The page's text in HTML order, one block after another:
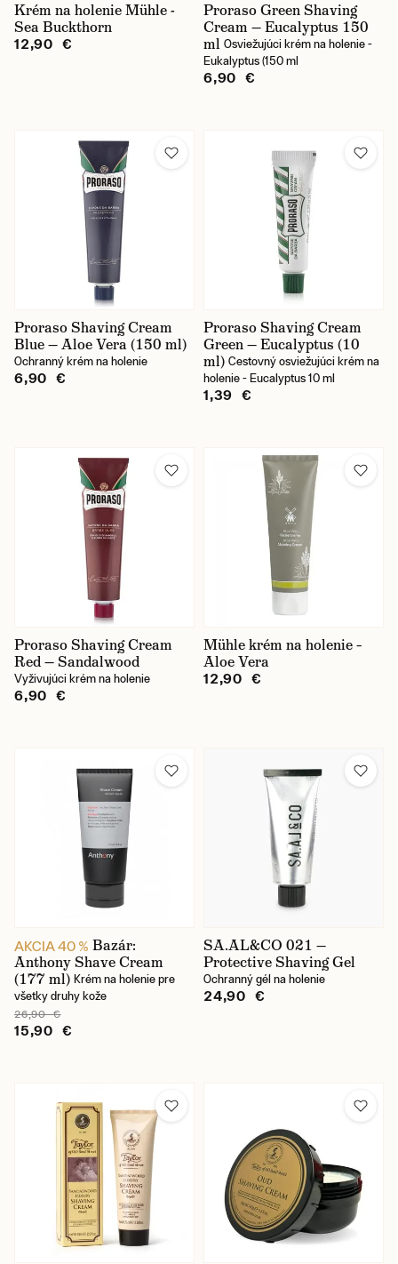
Krém na holenie Mühle -
Sea Buckthorn
12,90 €
Proraso Green Shaving
Cream — Eucalyptus 150
ml Osviežujúci krém na holenie -
Eukalyptus (150 ml
6,90 €
Proraso Shaving Cream
Blue — Aloe Vera (150 ml)
Ochranný krém na holenie
6,90 €
Proraso Shaving Cream
Green — Eucalyptus (10
ml) Cestovný osviežujúci krém na
holenie - Eucalyptus 10 ml
1,39 €
Proraso Shaving Cream
Red — Sandalwood
Vyživujúci krém na holenie
6,90 €
Mühle krém na holenie –
Aloe Vera
12,90 €
AKCIA 40 % Bazár:
Anthony Shave Cream
(177 ml) Krém na holenie pre
všetky druhy kože
26,90 €
15,90 €
SA.AL&CO 021 —
Protective Shaving Gel
Ochranný gél na holenie
24,90 €